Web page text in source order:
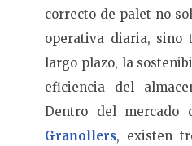
correcto de palet no
operativa diaria, sino
largo plazo, la
eficiencia del
Dentro del mercado
Granollers, existen